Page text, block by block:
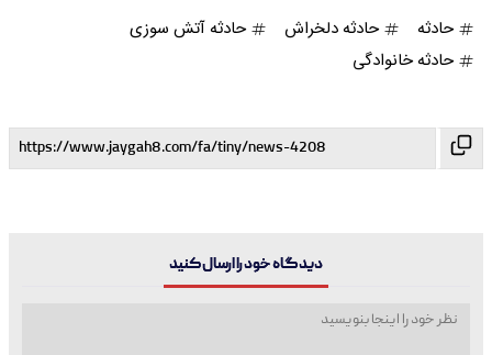
حادثه حادثه دلخراش
حادثه آتش سوزی
حادثه خانوادگی
دیدگاه خود را ارسال کنید